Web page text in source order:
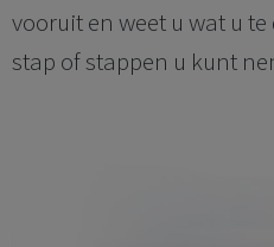
vooruit en weet u wat u
stap of stappen u kunt